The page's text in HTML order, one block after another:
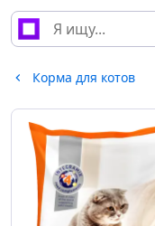
Корма для котов